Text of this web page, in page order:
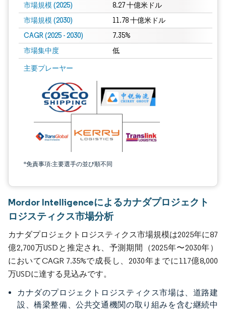
市場規模 (2025) 8.27 十億米ドル
市場規模 (2030) 11.78 十億米ドル
CAGR (2025 - 2030) 7.35%
市場集中度 低
主要プレーヤー
*免責事項:主要選手の並び順不同
Mordor Intelligenceによるカナダプロジェクト
ロジスティクス市場分析
カナダプロジェクトロジスティクス市場規模は2025年に87
億2,700万USDと推定され、予測期間（2025年〜2030年）
においてCAGR 7.35%で成長し、2030年までに117億8,000
万USDに達する見込みです。
カナダのプロジェクトロジスティクス市場は、道路建
設、橋梁整備、公共交通機関の取り組みを含む継続中